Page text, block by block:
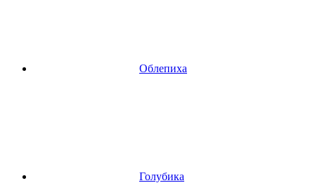
Облепиха
Голубика